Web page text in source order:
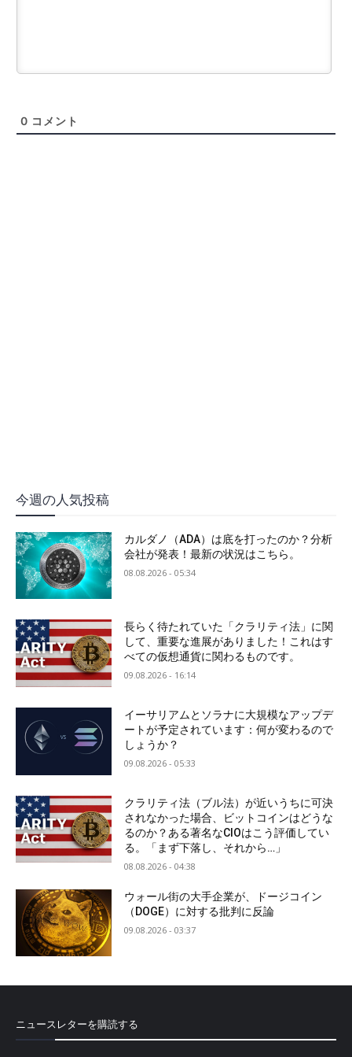
0 コメント
今週の人気投稿
カルダノ（ADA）は底を打ったのか？分析
会社が発表！最新の状況はこちら。
08.08.2026 - 05:34
長らく待たれていた「クラリティ法」に関
して、重要な進展がありました！これはす
べての仮想通貨に関わるものです。
09.08.2026 - 16:14
イーサリアムとソラナに大規模なアップデ
ートが予定されています：何が変わるので
しょうか？
09.08.2026 - 05:33
クラリティ法（ブル法）が近いうちに可決
されなかった場合、ビットコインはどうな
るのか？ある著名なCIOはこう評価してい
る。「まず下落し、それから…」
08.08.2026 - 04:38
ウォール街の大手企業が、ドージコイン
（DOGE）に対する批判に反論
09.08.2026 - 03:37
ニュースレターを購読する